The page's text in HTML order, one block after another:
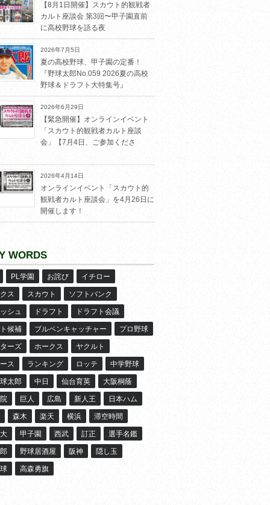
【8月1日開催】スカウト的観戦者
カルト座談会 第3回〜甲子園直前
に高校野球を語る夜
2026年7月5日
夏の高校野球、甲子園の定番！
『野球太郎No.059 2026夏の高校
野球＆ドラフト大特集号』
2026年6月29日
【緊急開催】オンラインイベント
「スカウト的観戦者カルト座談
会」【7月4日、ご参加くださ
2026年4月14日
オンラインイベント「スカウト的
観戦者カルト座談会」を4月26日に
開催します！
WORDS
PL学園 お詫び イチロー
ス スカウト ソフトバンク
シュ ドラフト ドラフト会議
候補 ブルペンキャッチャー プロ野球
ーズ ホークス ヤクルト
ス ランキング ロッテ 中学野球
太郎 中日 仙台育英 大阪桐蔭
巨人 広島 新人王 日本ハム
森木 楽天 横浜 滞空時間
甲子園 西武 訂正 選手名鑑
野球居酒屋 阪神 隠し玉
高森勇旗